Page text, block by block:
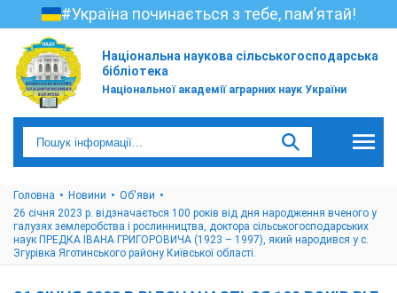
#Україна починається з тебе, пам’ятай!
Національна наукова сільськогосподарська
бібліотека
Національної академії аграрних наук України
Головна Новини
Об'яви
26 січня 2023 р. відзначається 100 років від дня народження вченого у
галузях землеробства і рослинництва, доктора сільськогосподарських
наук ПРЕДКА ІВАНА ГРИГОРОВИЧА (1923 – 1997), який народився у с.
Згурівка Яготинського району Київської області.